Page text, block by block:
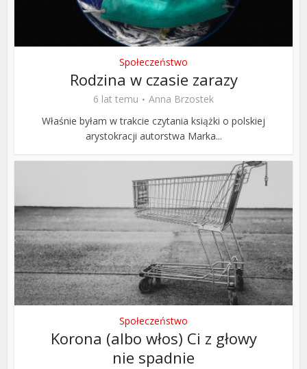
Społeczeństwo
Rodzina w czasie zarazy
6 lat temu
Anna Brzostek
Właśnie byłam w trakcie czytania książki o polskiej
arystokracji autorstwa Marka...
Społeczeństwo
Korona (albo włos) Ci z głowy
nie spadnie